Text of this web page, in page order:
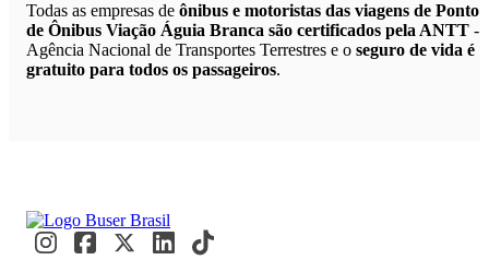
Todas as empresas de ônibus e motoristas das viagens de Ponto
de Ônibus Viação Águia Branca são certificados pela ANTT -
Agência Nacional de Transportes Terrestres e o seguro de vida é
gratuito para todos os passageiros.